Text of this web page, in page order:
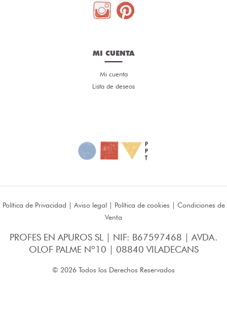
MI CUENTA
Mi cuenta
Lista de deseos
Política de Privacidad | Aviso legal| Política de cookies | Condiciones de
Venta
PROFES EN APUROS SL | NIF: B67597468 | AVDA.
OLOF PALME Nº10 | 08840 VILADECANS
© 2026 Todos los Derechos Reservados